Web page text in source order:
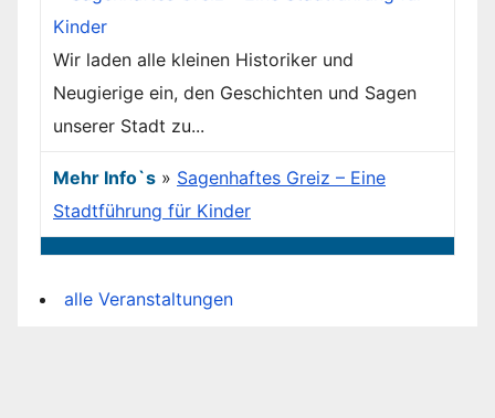
Wir laden alle kleinen Historiker und
Neugierige ein, den Geschichten und Sagen
unserer Stadt zu...
Mehr Info`s » Sagenhaftes Greiz – Eine
Stadtführung für Kinder
alle Veranstaltungen